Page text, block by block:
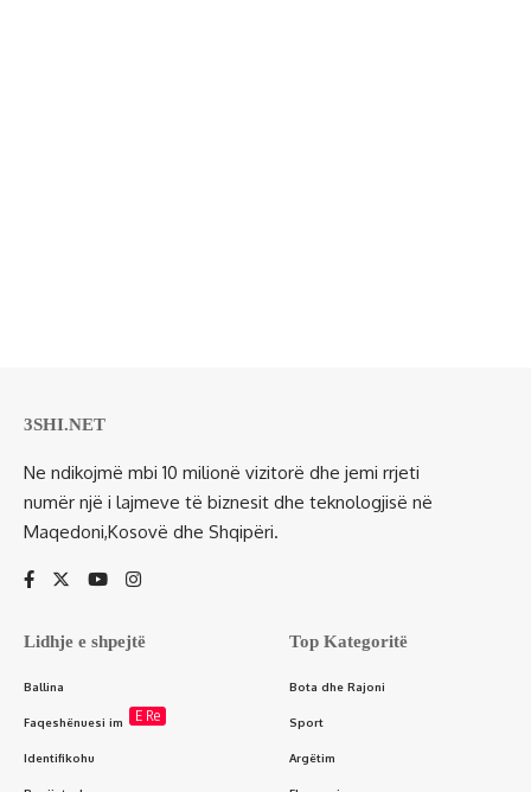
3SHI.NET
Ne ndikojmë mbi 10 milionë vizitorë dhe jemi rrjeti
numër një i lajmeve të biznesit dhe teknologjisë në
Maqedoni,Kosovë dhe Shqipëri.
Lidhje e shpejtë
Ballina
Faqeshënuesi im E Re
Identifikohu
Top Kategoritë
Bota dhe Rajoni
Sport
Argëtim